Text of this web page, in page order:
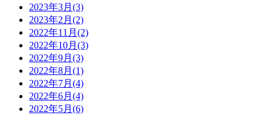
2023年3月 (3)
2023年2月 (2)
2022年11月 (2)
2022年10月 (3)
2022年9月 (3)
2022年8月 (1)
2022年7月 (4)
2022年6月 (4)
2022年5月 (6)